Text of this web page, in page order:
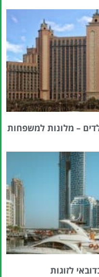
– מלונות למשפחות
לזוגות